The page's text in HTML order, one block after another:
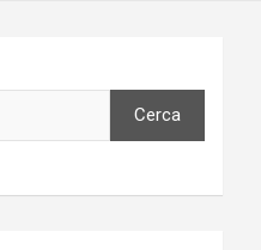
Cerca